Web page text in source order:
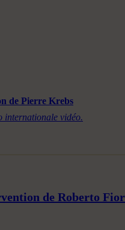
de Pierre Krebs
internationale vidéo.
de Roberto